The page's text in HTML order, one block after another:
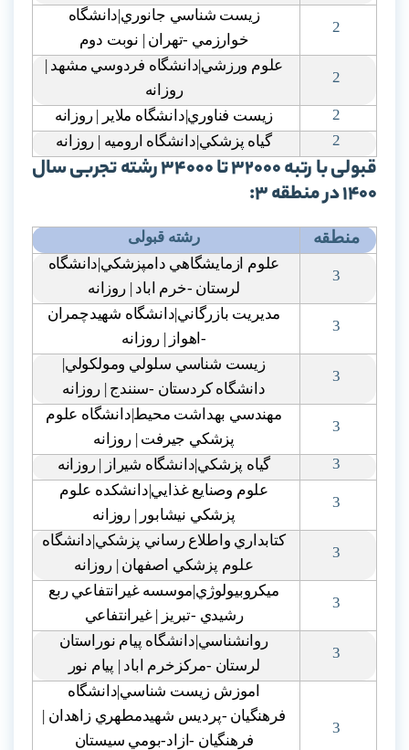
2
زيست شناسي جانوري|دانشگاه
خوارزمي -تهران | نوبت دوم
2
علوم ورزشي|دانشگاه فردوسي مشهد |
روزانه
2
زيست فناوري|دانشگاه ملاير | روزانه
2
گياه پزشکي|دانشگاه اروميه | روزانه
قبولی با رتبه 32000 تا 34000 رشته تجربی سال
1400 در منطقه 3:
منطقه رشته قبولی
3
علوم ازمايشگاهي دامپزشکي|دانشگاه
لرستان -خرم اباد | روزانه
3
مديريت بازرگاني|دانشگاه شهيدچمران
-اهواز | روزانه
3
زيست شناسي سلولي ومولکولي|
دانشگاه کردستان -سنندج | روزانه
3
مهندسي بهداشت محيط|دانشگاه علوم
پزشکي جيرفت | روزانه
3
گياه پزشکي|دانشگاه شيراز | روزانه
3
علوم وصنايع غذايي|دانشکده علوم
پزشکي نيشابور | روزانه
3
کتابداري واطلاع رساني پزشکي|دانشگاه
علوم پزشکي اصفهان | روزانه
3
ميکروبيولوژي|موسسه غيرانتفاعي ربع
رشيدي -تبريز | غيرانتفاعي
3
روانشناسي|دانشگاه پيام نوراستان
لرستان -مرکزخرم اباد | پيام نور
3
اموزش زيست شناسي|دانشگاه
فرهنگيان -پرديس شهيدمطهري زاهدان |
فرهنگيان -ازاد-بومي سيستان